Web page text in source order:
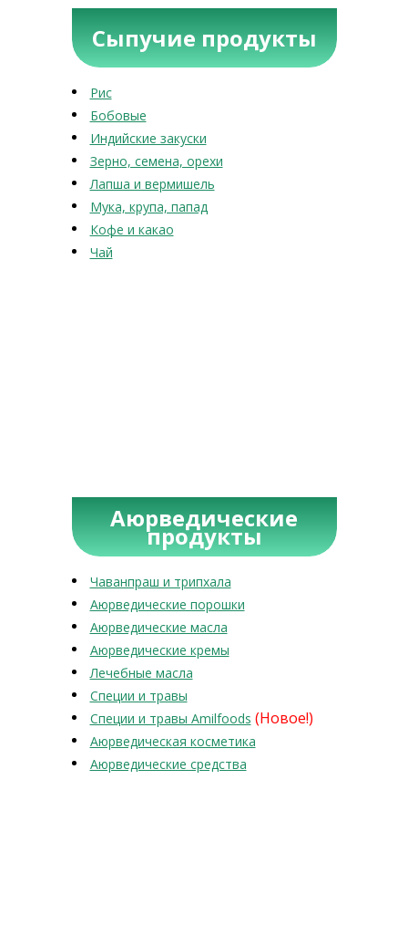
Сыпучие продукты
Рис
Бобовые
Индийские закуски
Зерно, семена, орехи
Лапша и вермишель
Мука, крупа, папад
Кофе и какао
Чай
Аюрведические
продукты
Чаванпраш и трипхала
Аюрведические порошки
Аюрведические масла
Аюрведические кремы
Лечебные масла
Специи и травы
Специи и травы Amilfoods (Новое!)
Аюрведическая косметика
Аюрведические средства